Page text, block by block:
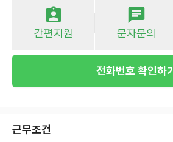
간편지원 문자문의
전화번호 확인하기
근무조건